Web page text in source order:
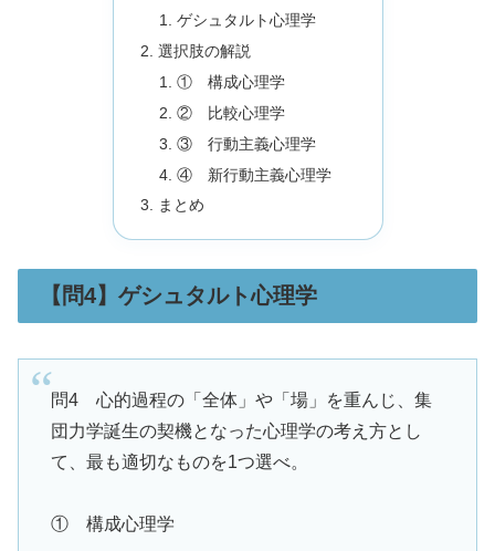
ゲシュタルト心理学
選択肢の解説
① 構成心理学
② 比較心理学
③ 行動主義心理学
④ 新行動主義心理学
まとめ
【問4】ゲシュタルト心理学
問4 心的過程の「全体」や「場」を重んじ、集
団力学誕生の契機となった心理学の考え方とし
て、最も適切なものを1つ選べ。
① 構成心理学